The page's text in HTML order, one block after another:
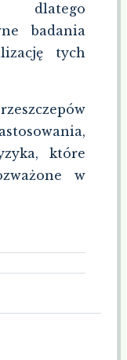
dlatego
badania
tych
które
w